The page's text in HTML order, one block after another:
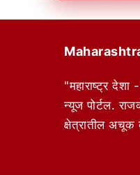
"महाराष्ट्र देशा
न्यूज पोर्टल.
क्षेत्रातील अचूक